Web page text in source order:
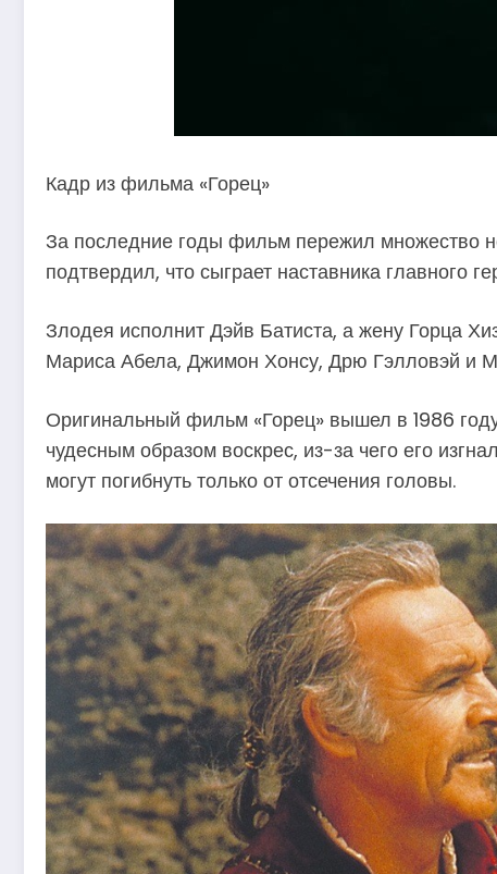
Кадр из фильма «Горец»
За последние годы фильм пережил множество
подтвердил, что сыграет наставника главного
Злодея исполнит Дэйв Батиста, а жену Горца
Мариса Абела, Джимон Хонсу, Дрю Гэлловэй и
Оригинальный фильм «Горец» вышел в 1986
чудесным образом воскрес, из-за чего его
могут погибнуть только от отсечения головы.